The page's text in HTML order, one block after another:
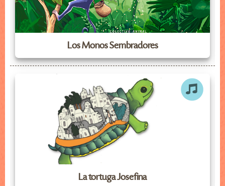
Los Monos Sembradores
La tortuga Josefina